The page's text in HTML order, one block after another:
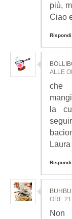
più,
Ciao
Rispondi
ALLE
che
la
Laura
Rispondi
ORE
Non